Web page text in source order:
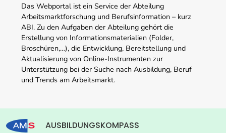
Das Webportal ist ein Service der Abteilung
Arbeitsmarktforschung und Berufsinformation – kurz
ABI. Zu den Aufgaben der Abteilung gehört die
Erstellung von Informationsmaterialien (Folder,
Broschüren,…), die Entwicklung, Bereitstellung und
Aktualisierung von Online-Instrumenten zur
Unterstützung bei der Suche nach Ausbildung, Beruf
und Trends am Arbeitsmarkt.
AUSBILDUNGSKOMPASS